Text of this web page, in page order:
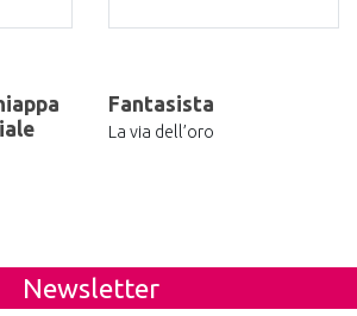
Fantasista
La via dell’oro
Newsletter